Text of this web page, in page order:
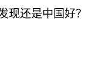
现还是中国好？